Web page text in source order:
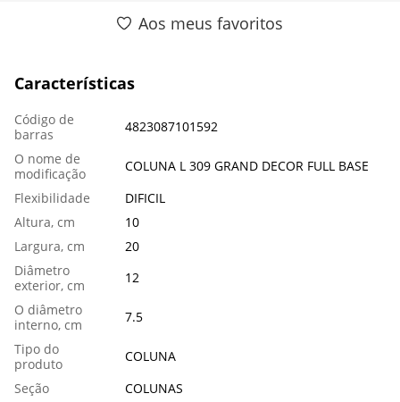
Aos meus favoritos
Características
Código de
barras
4823087101592
O nome de
modificação
COLUNA L 309 GRAND DECOR FULL BASE
Flexibilidade
DIFICIL
Altura, cm
10
Largura, cm
20
Diâmetro
exterior, cm
12
O diâmetro
interno, cm
7.5
Tipo do
produto
COLUNA
Seção
COLUNAS